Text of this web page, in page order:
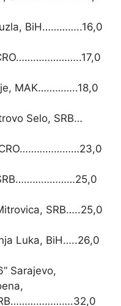
BiH…………..16,0
CRO…………………..17,0
MAK…………..18,0
Selo, SRB…
CRO…………………23,0
SRB…………………25,0
SRB…..25,0
Luka, BiH…..26,0
Sarajevo,